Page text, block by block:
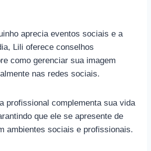
aprecia eventos sociais e a
Lili oferece conselhos
como gerenciar sua imagem
nas redes sociais.
profissional complementa sua vida
que ele se apresente de
ambientes sociais e profissionais.